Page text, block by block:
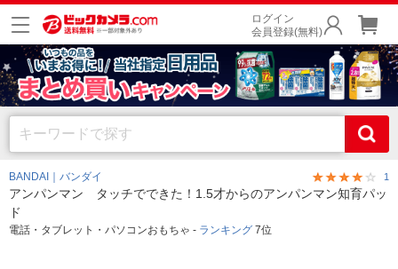
ログイン
会員登録(無料)
BANDAI｜バンダイ 1
アンパンマン タッチでできた！1.5才からのアンパンマン知育パッ
ド
電話・タブレット・パソコンおもちゃ - ランキング 7位